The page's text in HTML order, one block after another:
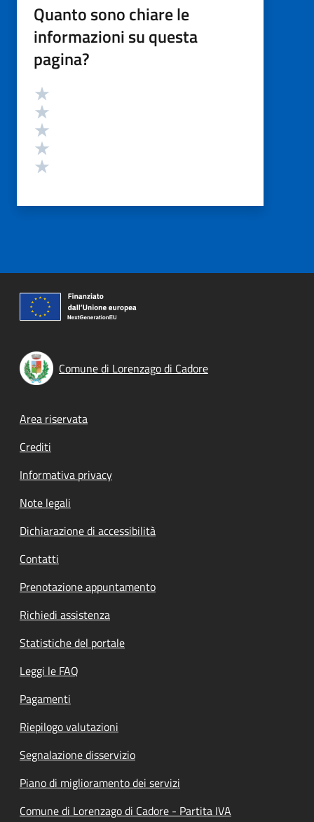
Quanto sono chiare le
informazioni su questa
pagina?
Valutazione
Comune di Lorenzago di Cadore
Footer menu
Area riservata
Crediti
Informativa privacy
Note legali
Dichiarazione di accessibilità
Contatti
Prenotazione appuntamento
Richiedi assistenza
Statistiche del portale
Leggi le FAQ
Pagamenti
Riepilogo valutazioni
Segnalazione disservizio
Piano di miglioramento dei servizi
Comune di Lorenzago di Cadore - Partita IVA